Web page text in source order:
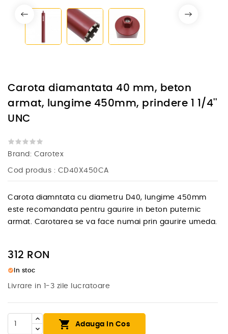
Carota diamantata 40 mm, beton
armat, lungime 450mm, prindere 1 1/4''
UNC
Brand: Carotex
Cod produs : CD40X450CA
Carota diamntata cu diametru D40, lungime 450mm
este recomandata pentru gaurire in beton puternic
armat. Carotarea se va face numai prin gaurire umeda.
312 RON
check_circle In stoc
Livrare in 1-3 zile lucratoare
 Adauga In Cos